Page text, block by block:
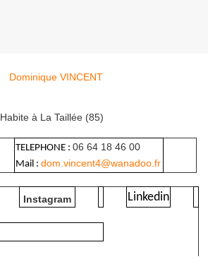
à La Taillée (85)
TELEPHONE : 06 64 18 46 00
Mail : dom.vincent4@wanadoo.fr
Instagram Linkedin